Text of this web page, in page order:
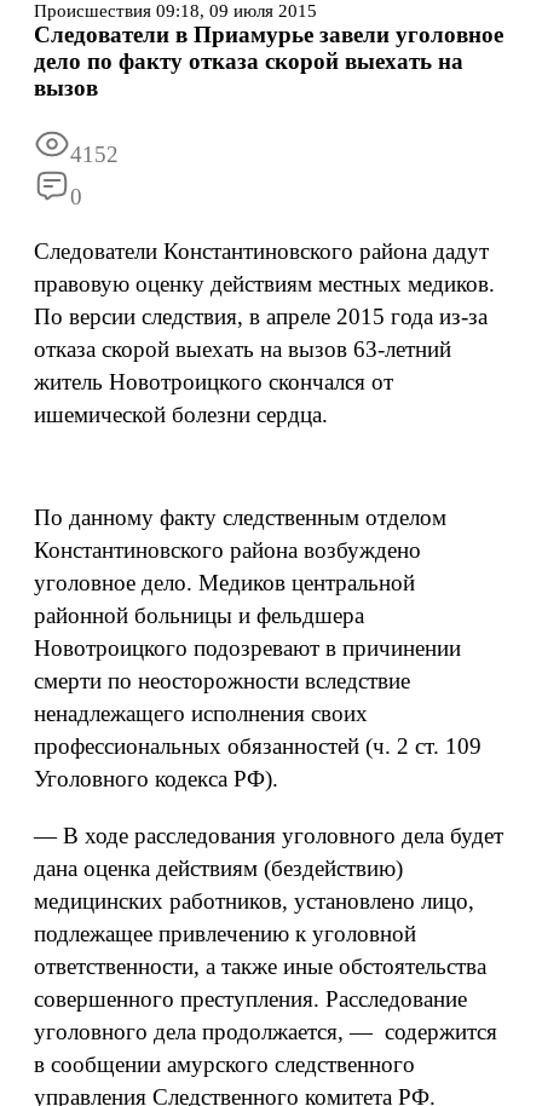
Информация Подписка Все новости
Происшествия 09:18, 09 июля 2015
Следователи в Приамурье завели уголовное
дело по факту отказа скорой выехать на
вызов
4152
0
Следователи Константиновского района дадут
правовую оценку действиям местных медиков.
По версии следствия, в апреле 2015 года из-за
отказа скорой выехать на вызов 63-летний
житель Новотроицкого скончался от
ишемической болезни сердца.
По данному факту следственным отделом
Константиновского района возбуждено
уголовное дело. Медиков центральной
районной больницы и фельдшера
Новотроицкого подозревают в причинении
смерти по неосторожности вследствие
ненадлежащего исполнения своих
профессиональных обязанностей (ч. 2 ст. 109
Уголовного кодекса РФ).
— В ходе расследования уголовного дела будет
дана оценка действиям (бездействию)
медицинских работников, установлено лицо,
подлежащее привлечению к уголовной
ответственности, а также иные обстоятельства
совершенного преступления. Расследование
уголовного дела продолжается, — содержится
в сообщении амурского следственного
управления Следственного комитета РФ.